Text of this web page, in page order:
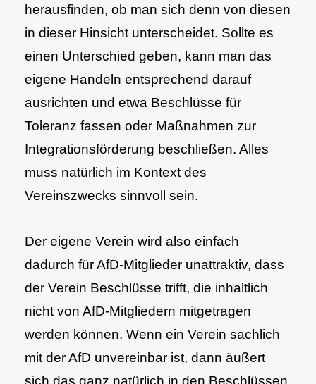
herausfinden, ob man sich denn von diesen
in dieser Hinsicht unterscheidet. Sollte es
einen Unterschied geben, kann man das
eigene Handeln entsprechend darauf
ausrichten und etwa Beschlüsse für
Toleranz fassen oder Maßnahmen zur
Integrationsförderung beschließen. Alles
muss natürlich im Kontext des
Vereinszwecks sinnvoll sein.
Der eigene Verein wird also einfach
dadurch für AfD-Mitglieder unattraktiv, dass
der Verein Beschlüsse trifft, die inhaltlich
nicht von AfD-Mitgliedern mitgetragen
werden können. Wenn ein Verein sachlich
mit der AfD unvereinbar ist, dann äußert
sich das ganz natürlich in den Beschlüssen